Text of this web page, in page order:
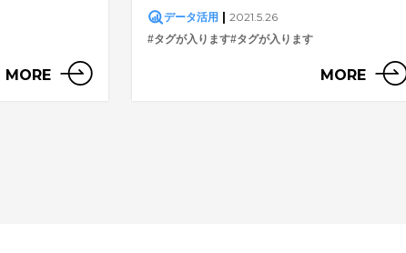
MORE
データ活用 |2021.5.26
#タグが入ります#タグが入ります
MORE